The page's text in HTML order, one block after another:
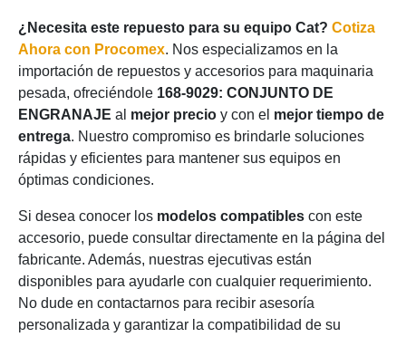
¿Necesita este repuesto para su equipo Cat? Cotiza
Ahora con Procomex. Nos especializamos en la
importación de repuestos y accesorios para maquinaria
pesada, ofreciéndole 168-9029: CONJUNTO DE
ENGRANAJE al mejor precio y con el mejor tiempo de
entrega. Nuestro compromiso es brindarle soluciones
rápidas y eficientes para mantener sus equipos en
óptimas condiciones.
Si desea conocer los modelos compatibles con este
accesorio, puede consultar directamente en la página del
fabricante. Además, nuestras ejecutivas están
disponibles para ayudarle con cualquier requerimiento.
No dude en contactarnos para recibir asesoría
personalizada y garantizar la compatibilidad de su